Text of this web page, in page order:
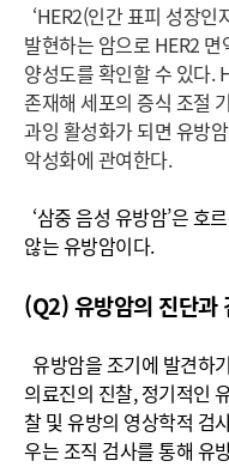
‘HER2(인간 표피 성장인
발현하는 암으로 HER2
양성도를 확인할 수 있다.
존재해 세포의 증식 조절
과잉 활성화가 되면 유방
악성화에 관여한다.
‘삼중 음성 유방암’은 호
않는 유방암이다.
(Q2) 유방암의 진단과
유방암을 조기에 발견하
의료진의 진찰, 정기적인
찰 및 유방의 영상학적 검
우는 조직 검사를 통해 유